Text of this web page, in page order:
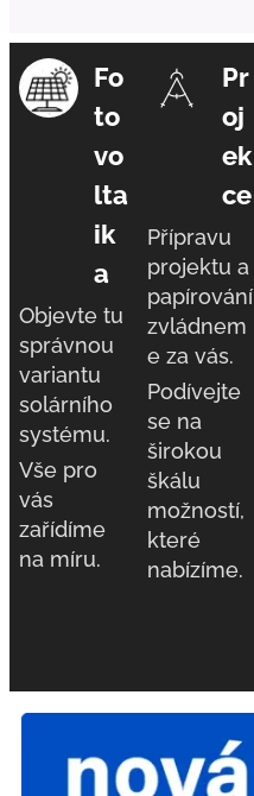
Fo
to
vo
lta
ik
a
Objevte tu
správnou
variantu
solárního
systému.
Vše pro
vás
zařídíme
na míru.
Pr
oj
ek
ce
Přípravu
projektu a
papírování
zvládnem
e za vás.
Podívejte
se na
širokou
škálu
možností,
které
nabízíme.